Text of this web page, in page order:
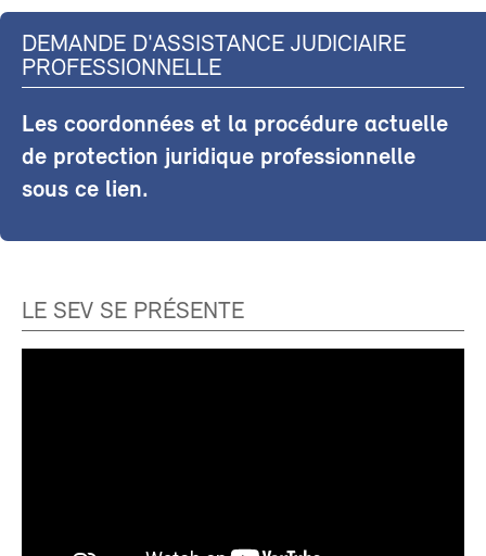
DEMANDE D'ASSISTANCE JUDICIAIRE
PROFESSIONNELLE
Les coordonnées et la procédure actuelle
de protection juridique professionnelle
sous ce lien.
LE SEV SE PRÉSENTE